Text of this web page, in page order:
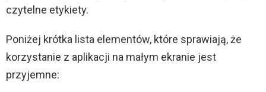
czytelne etykiety.
Poniżej krótka lista elementów, które sprawiają, że
korzystanie z aplikacji na małym ekranie jest
przyjemne: